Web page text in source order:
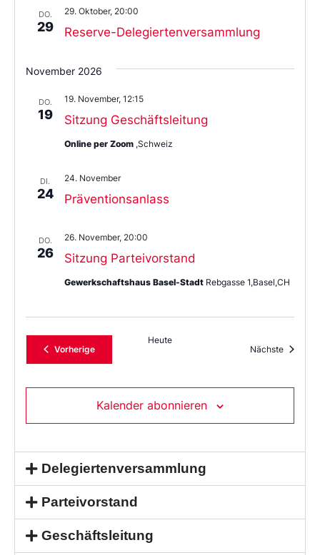
DO.
29 Reserve-Delegiertenversammlung
29. Oktober, 20:00
November 2026
DO.
19 Sitzung Geschäftsleitung
19. November, 12:15
Online per Zoom ,Schweiz
DI.
24 Präventionsanlass
24. November
DO.
26 Sitzung Parteivorstand
26. November, 20:00
Gewerkschaftshaus Basel-Stadt Rebgasse 1,Basel,CH
VorherigeVeranstaltungen
Heute
Nächste
Kalender abonnieren
Delegiertenversammlung
Parteivorstand
Geschäftsleitung